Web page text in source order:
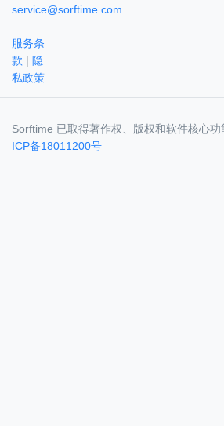
service@sorftime.com
服务条
款 | 隐
私政策
Sorftime 已取得著作权、版权和软件核心
ICP备18011200号